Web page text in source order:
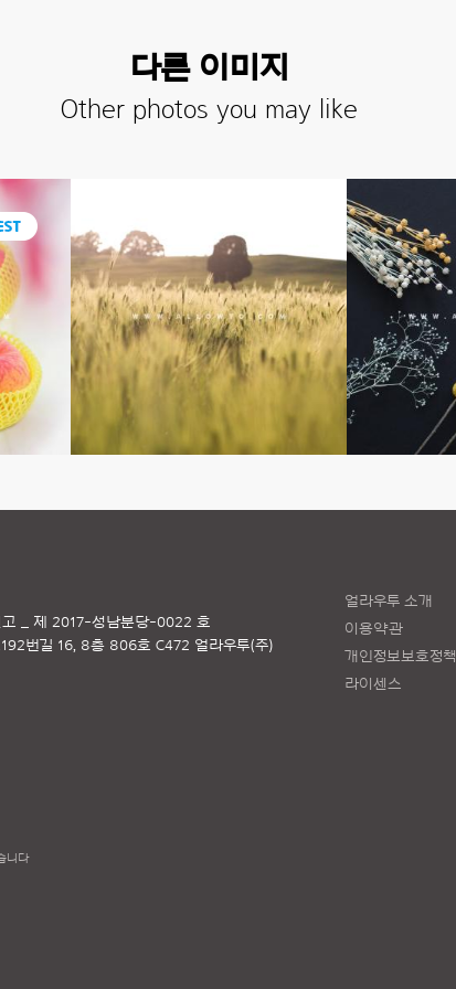
다른 이미지
Other photos you may like
얼라우투 소개
이용약관
개인정보보호정책
라이센스
_ 제 2017-성남분당-0022 호
번길 16, 8층 806호 C472 얼라우투(주)
니다